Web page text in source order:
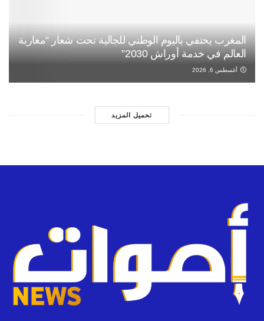
المغرب يحتفي باليوم الوطني للجالية تحت شعار “مغاربة
العالم في خدمة أوراش 2030”
أغسطس 6, 2026
تحميل المزيد